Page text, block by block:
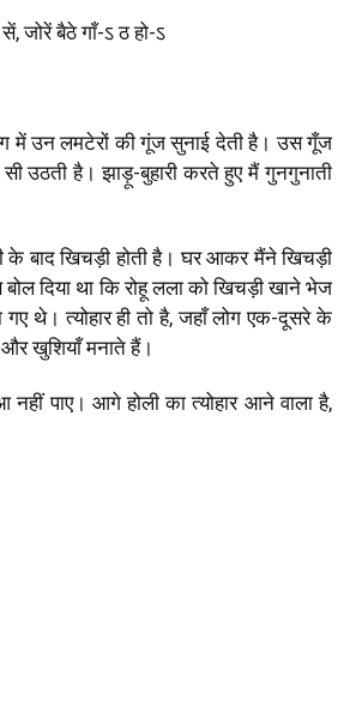
सें, जोरें बैठे गाँ-ऽ ठ हो-ऽ
में उन लमटेरों की गूंज सुनाई देती है। उस गूँज
उठती है। झाड़ू-बुहारी करते हुए मैं गुनगुनाती
के बाद खिचड़ी होती है। घर आकर मैंने खिचड़ी
दिया था कि रोहू लला को खिचड़ी खाने भेज
थे। त्योहार ही तो है, जहाँ लोग एक-दूसरे के
खुशियाँ मनाते हैं।
नहीं पाए। आगे होली का त्योहार आने वाला है,